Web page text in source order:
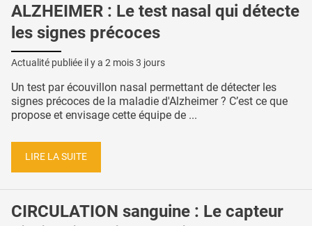
ALZHEIMER : Le test nasal qui détecte
les signes précoces
Actualité publiée il y a 2 mois 3 jours
Un test par écouvillon nasal permettant de détecter les
signes précoces de la maladie d'Alzheimer ? C’est ce que
propose et envisage cette équipe de ...
LIRE LA SUITE
CIRCULATION sanguine : Le capteur